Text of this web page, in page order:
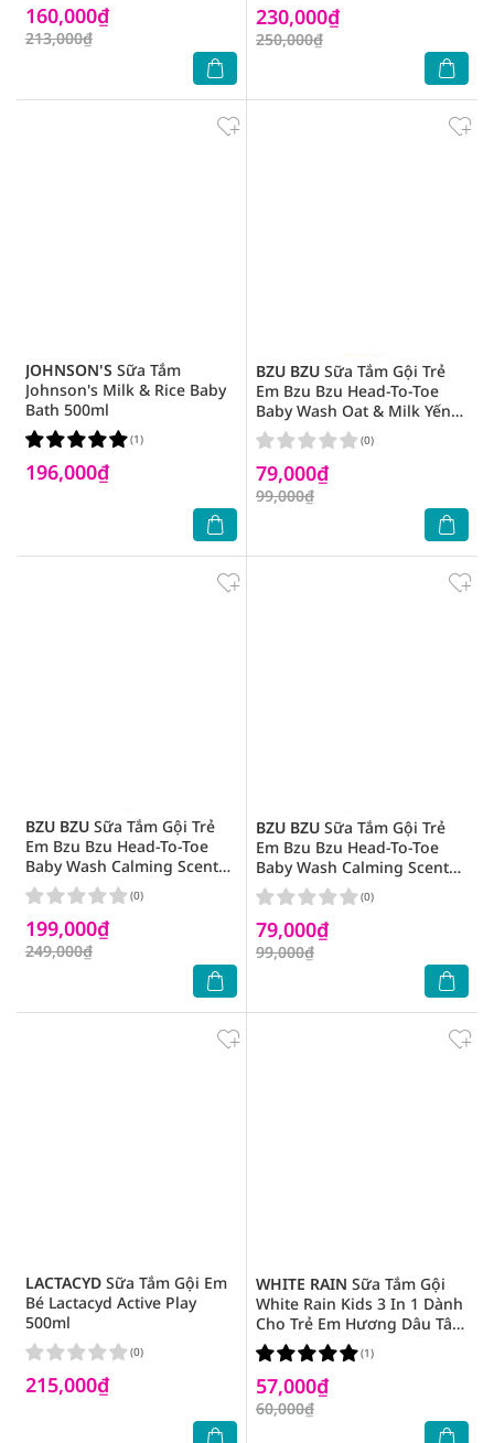
160,000₫
213,000₫
230,000₫
250,000₫
JOHNSON'S Sữa Tắm
Johnson's Milk & Rice Baby
Bath 500ml
196,000₫
(1)
BZU BZU Sữa Tắm Gội Trẻ
Em Bzu Bzu Head-To-Toe
Baby Wash Oat & Milk Yến
Mạch Sữa 200ml
79,000₫
99,000₫
(0)
BZU BZU Sữa Tắm Gội Trẻ
Em Bzu Bzu Head-To-Toe
Baby Wash Calming Scent
600ml
199,000₫
249,000₫
(0)
BZU BZU Sữa Tắm Gội Trẻ
Em Bzu Bzu Head-To-Toe
Baby Wash Calming Scent
200ml
79,000₫
99,000₫
(0)
LACTACYD Sữa Tắm Gội Em
Bé Lactacyd Active Play
500ml
215,000₫
(0)
WHITE RAIN Sữa Tắm Gội
White Rain Kids 3 In 1 Dành
Cho Trẻ Em Hương Dâu Tây
Strawberry Splash 354ml
57,000₫
60,000₫
(1)